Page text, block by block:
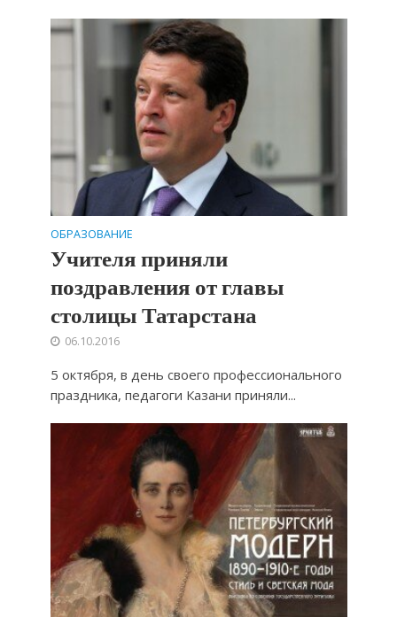
ОБРАЗОВАНИЕ
Учителя приняли
поздравления от главы
столицы Татарстана
06.10.2016
5 октября, в день своего профессионального
праздника, педагоги Казани приняли...